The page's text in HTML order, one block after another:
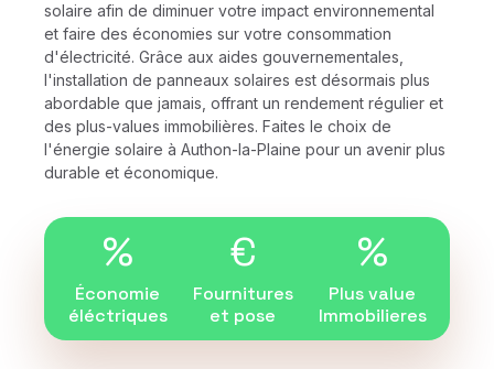
solaire afin de diminuer votre impact environnemental
et faire des économies sur votre consommation
d'électricité. Grâce aux aides gouvernementales,
l'installation de panneaux solaires est désormais plus
abordable que jamais, offrant un rendement régulier et
des plus-values immobilières. Faites le choix de
l'énergie solaire à Authon-la-Plaine pour un avenir plus
durable et économique.
%
Économie
éléctriques
€
Fournitures
et pose
%
Plus value
Immobilieres